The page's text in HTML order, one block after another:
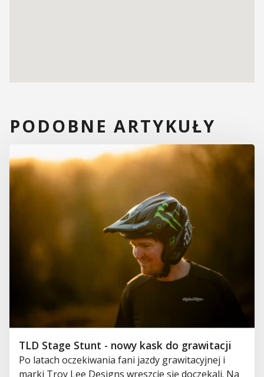
PODOBNE ARTYKUŁY
TLD Stage Stunt - nowy kask do grawitacji
Po latach oczekiwania fani jazdy grawitacyjnej i
marki Troy Lee Designs wreszcie się doczekali. Na